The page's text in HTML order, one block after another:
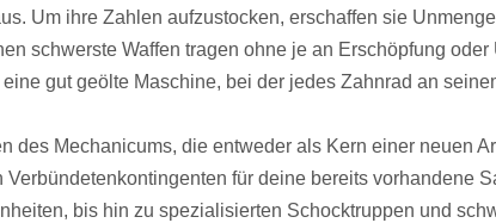
Um ihre Zahlen aufzustocken, erschaffen sie
schwerste Waffen tragen ohne je an Erschöpfung
gut geölte Maschine, bei der jedes Zahnrad an
des Mechanicums, die entweder als Kern einer neuen
für deine bereits vorhandene
bis hin zu spezialisierten Schocktruppen und